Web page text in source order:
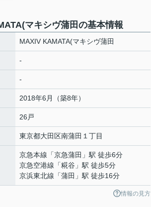
マキシヴ蒲田の基本情報
MAXIV KAMATA(マキシヴ蒲田
-
-
2018年6月（築8年）
26戸
東京都大田区南蒲田 １丁目
京急本線 「京急蒲田 」駅 徒歩6分
京急空港線 「糀谷 」駅 徒歩5分
京浜東北線 「蒲田 」駅 徒歩16分
情報の見方